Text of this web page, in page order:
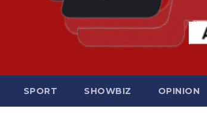
SPORT SHOWBIZ OPINION